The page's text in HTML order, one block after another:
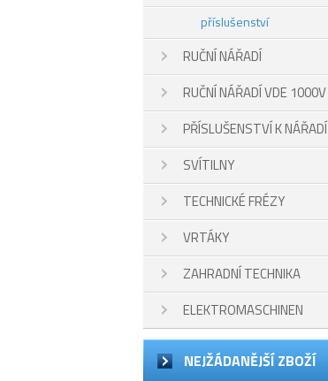
příslušenství
RUČNÍ NÁŘADÍ
RUČNÍ NÁŘADÍ VDE 1000V
PŘÍSLUŠENSTVÍ K NÁŘADÍ
SVÍTILNY
TECHNICKÉ FRÉZY
VRTÁKY
ZAHRADNÍ TECHNIKA
ELEKTROMASCHINEN
NEJŽÁDANĚJŠÍ ZBOŽÍ